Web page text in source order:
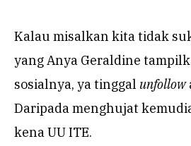
Kalau misalkan kita tidak
yang Anya Geraldine
sosialnya, ya tinggal unfollow
Daripada menghujat
kena UU ITE.